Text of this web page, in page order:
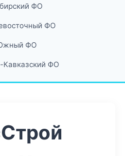
ФО
ФО
ФО
Кавказский ФО